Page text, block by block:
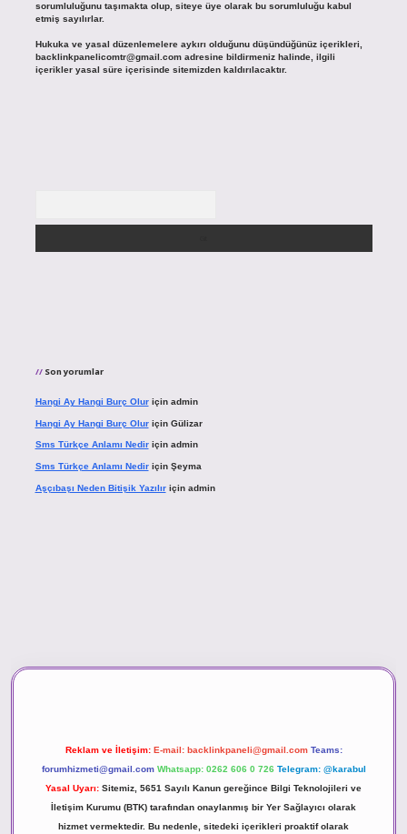
sorumluluğunu taşımakta olup, siteye üye olarak bu sorumluluğu kabul
etmiş sayılırlar.
Hukuka ve yasal düzenlemelere aykırı olduğunu düşündüğünüz içerikleri,
backlinkpanelicomtr@gmail.comadresine bildirmeniz halinde, ilgili
içerikler yasal süre içerisinde sitemizden kaldırılacaktır.
Son yorumlar
Hangi Ay Hangi Burç Oluriçin admin
Hangi Ay Hangi Burç Oluriçin Gülizar
Sms Türkçe Anlamı Nediriçin admin
Sms Türkçe Anlamı Nediriçin Şeyma
Aşçıbaşı Neden Bitişik Yazılıriçin admin
Reklam ve İletişim: E-mail: backlinkpaneli@gmail.com Teams:
forumhizmeti@gmail.com Whatsapp: 0262 606 0 726 Telegram: @karabul
Yasal Uyarı: Sitemiz, 5651 Sayılı Kanun gereğince Bilgi Teknolojileri ve
İletişim Kurumu (BTK) tarafından onaylanmış bir Yer Sağlayıcı olarak
hizmet vermektedir. Bu nedenle, sitedeki içerikleri proaktif olarak